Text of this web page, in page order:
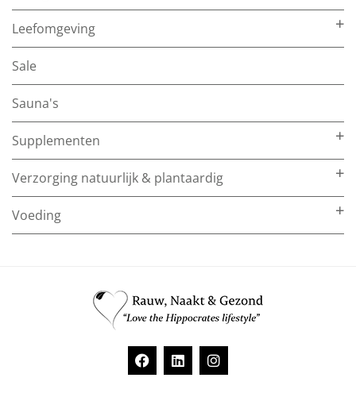
Leefomgeving
Sale
Sauna's
Supplementen
Verzorging natuurlijk & plantaardig
Voeding